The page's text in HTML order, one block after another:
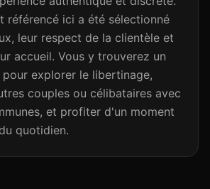
référencé ici a été sélectionné
leur respect de la clientèle et
accueil. Vous y trouverez un
pour explorer le libertinage,
couples ou célibataires avec
et profiter d'un moment
quotidien.